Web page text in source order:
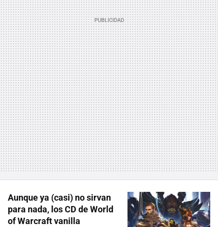
Aunque ya (casi) no sirvan
para nada, los CD de World
of Warcraft vanilla